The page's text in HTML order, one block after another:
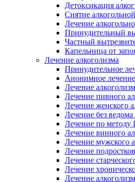
Детоксикация
Снятие
Лечение
Принудительный
Частный
Капельница от
Лечение алкоголизма
Принудительное
Анонимное
Лечение
Лечение пивного
Лечение женского
Лечение без ведома
Лечение по
Лечение винного
Лечение мужского
Лечение
Лечение
Лечение
Лечение